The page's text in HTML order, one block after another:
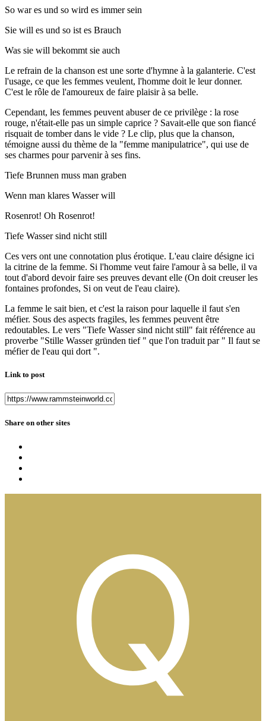
So war es und so wird es immer sein
Sie will es und so ist es Brauch
Was sie will bekommt sie auch
Le refrain de la chanson est une sorte d'hymne à la galanterie. C'est
l'usage, ce que les femmes veulent, l'homme doit le leur donner.
C'est le rôle de l'amoureux de faire plaisir à sa belle.
Cependant, les femmes peuvent abuser de ce privilège : la rose
rouge, n'était-elle pas un simple caprice ? Savait-elle que son fiancé
risquait de tomber dans le vide ? Le clip, plus que la chanson,
témoigne aussi du thème de la "femme manipulatrice", qui use de
ses charmes pour parvenir à ses fins.
Tiefe Brunnen muss man graben
Wenn man klares Wasser will
Rosenrot! Oh Rosenrot!
Tiefe Wasser sind nicht still
Ces vers ont une connotation plus érotique. L'eau claire désigne ici
la citrine de la femme. Si l'homme veut faire l'amour à sa belle, il va
tout d'abord devoir faire ses preuves devant elle (On doit creuser les
fontaines profondes, Si on veut de l'eau claire).
La femme le sait bien, et c'est la raison pour laquelle il faut s'en
méfier. Sous des aspects fragiles, les femmes peuvent être
redoutables. Le vers "Tiefe Wasser sind nicht still" fait référence au
proverbe "Stille Wasser gründen tief " que l'on traduit par " Il faut se
méfier de l'eau qui dort ".
Link to post
Share on other sites